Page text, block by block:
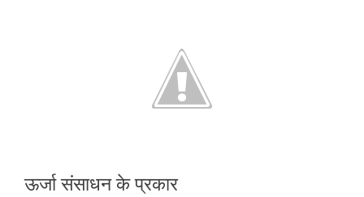
ऊर्जा संसाधन के प्रकार